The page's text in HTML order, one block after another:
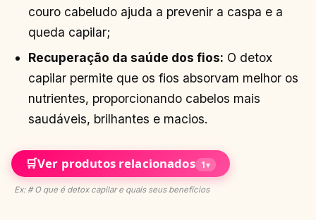
couro cabeludo ajuda a prevenir a caspa e a
queda capilar;
Recuperação da saúde dos fios: O detox
capilar permite que os fios absorvam melhor os
nutrientes, proporcionando cabelos mais
saudáveis, brilhantes e macios.
🛒Ver produtos relacionados 1▾
Ex: # O que é detox capilar e quais seus benefícios